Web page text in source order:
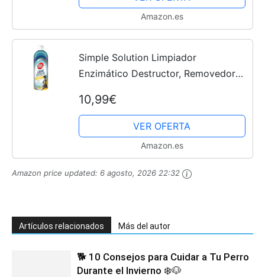
Amazon.es
Simple Solution Limpiador
Enzimático Destructor, Removedor
con Poder de Limpieza Pro-
Bacterias, 1 L
10,99€
VER OFERTA
Amazon.es
Amazon price updated: 6 agosto, 2026 22:32
Artículos relacionados Más del autor
🐕 10 Consejos para Cuidar a Tu Perro
Durante el Invierno ❄️🐶